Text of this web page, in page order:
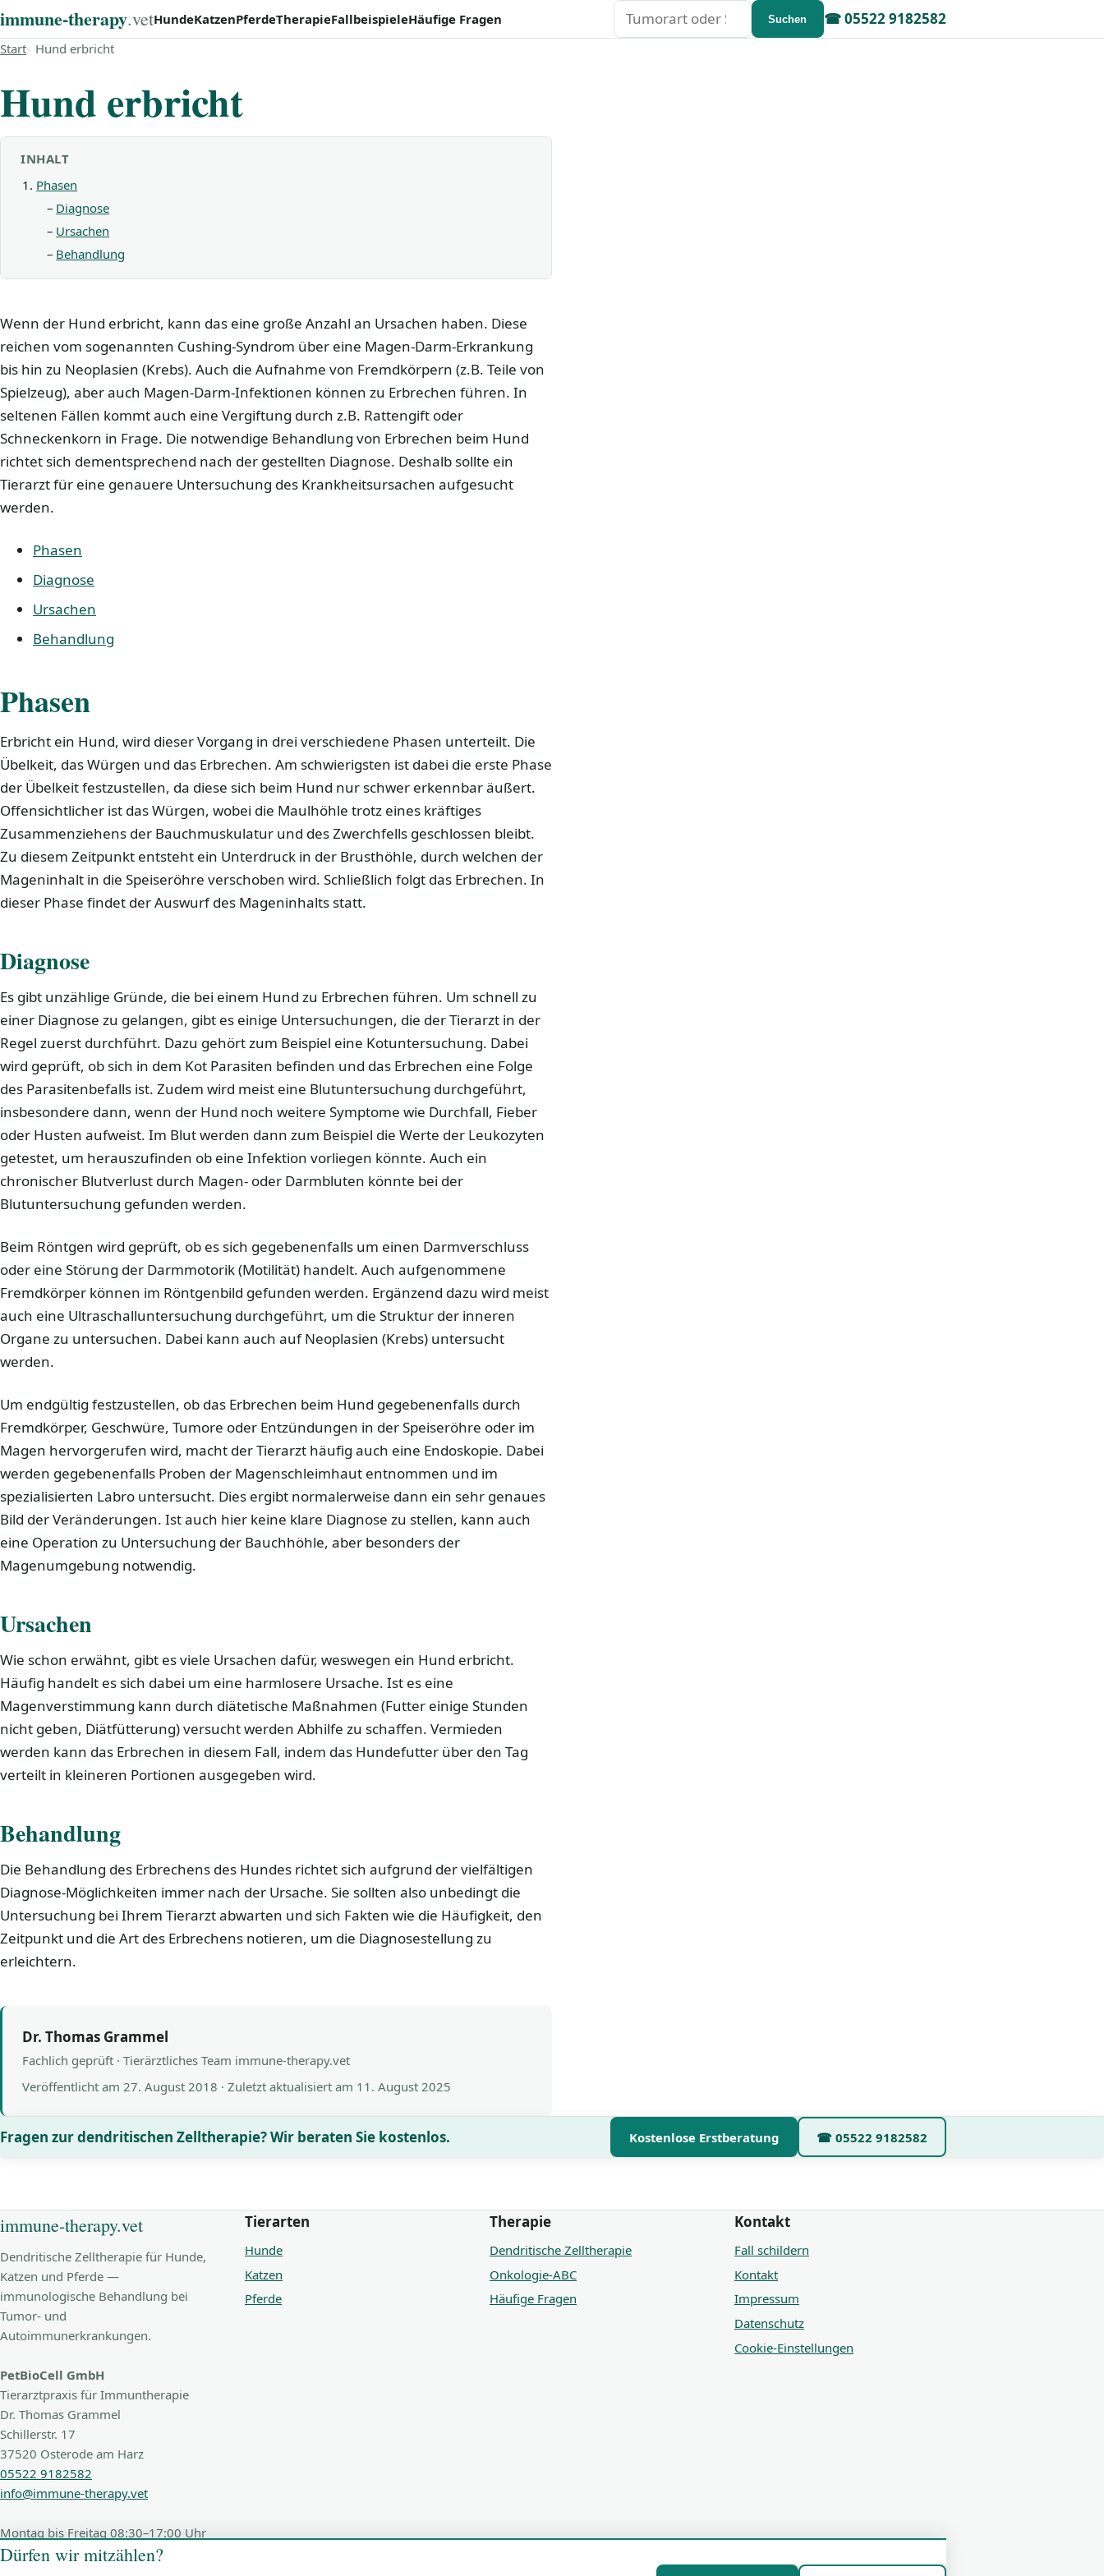
immune‑therapy.vet ☎05522 9182582
HundeKatzenPferdeTherapieFallbeispieleHäufige Fragen Suchen Suchen
Start Hund erbricht
Hund erbricht
INHALT
Phasen
Diagnose
Ursachen
Behandlung
Wenn der Hund erbricht, kann das eine große Anzahl an Ursachen haben. Diese
reichen vom sogenannten Cushing-Syndrom über eine Magen-Darm-Erkrankung
bis hin zu Neoplasien (Krebs). Auch die Aufnahme von Fremdkörpern (z.B. Teile von
Spielzeug), aber auch Magen-Darm-Infektionen können zu Erbrechen führen. In
seltenen Fällen kommt auch eine Vergiftung durch z.B. Rattengift oder
Schneckenkorn in Frage. Die notwendige Behandlung von Erbrechen beim Hund
richtet sich dementsprechend nach der gestellten Diagnose. Deshalb sollte ein
Tierarzt für eine genauere Untersuchung des Krankheitsursachen aufgesucht
werden.
Phasen
Diagnose
Ursachen
Behandlung
Phasen
Erbricht ein Hund, wird dieser Vorgang in drei verschiedene Phasen unterteilt. Die
Übelkeit, das Würgen und das Erbrechen. Am schwierigsten ist dabei die erste Phase
der Übelkeit festzustellen, da diese sich beim Hund nur schwer erkennbar äußert.
Offensichtlicher ist das Würgen, wobei die Maulhöhle trotz eines kräftiges
Zusammenziehens der Bauchmuskulatur und des Zwerchfells geschlossen bleibt.
Zu diesem Zeitpunkt entsteht ein Unterdruck in der Brusthöhle, durch welchen der
Mageninhalt in die Speiseröhre verschoben wird. Schließlich folgt das Erbrechen. In
dieser Phase findet der Auswurf des Mageninhalts statt.
Diagnose
Es gibt unzählige Gründe, die bei einem Hund zu Erbrechen führen. Um schnell zu
einer Diagnose zu gelangen, gibt es einige Untersuchungen, die der Tierarzt in der
Regel zuerst durchführt. Dazu gehört zum Beispiel eine Kotuntersuchung. Dabei
wird geprüft, ob sich in dem Kot Parasiten befinden und das Erbrechen eine Folge
des Parasitenbefalls ist. Zudem wird meist eine Blutuntersuchung durchgeführt,
insbesondere dann, wenn der Hund noch weitere Symptome wie Durchfall, Fieber
oder Husten aufweist. Im Blut werden dann zum Beispiel die Werte der Leukozyten
getestet, um herauszufinden ob eine Infektion vorliegen könnte. Auch ein
chronischer Blutverlust durch Magen- oder Darmbluten könnte bei der
Blutuntersuchung gefunden werden.
Beim Röntgen wird geprüft, ob es sich gegebenenfalls um einen Darmverschluss
oder eine Störung der Darmmotorik (Motilität) handelt. Auch aufgenommene
Fremdkörper können im Röntgenbild gefunden werden. Ergänzend dazu wird meist
auch eine Ultraschalluntersuchung durchgeführt, um die Struktur der inneren
Organe zu untersuchen. Dabei kann auch auf Neoplasien (Krebs) untersucht
werden.
Um endgültig festzustellen, ob das Erbrechen beim Hund gegebenenfalls durch
Fremdkörper, Geschwüre, Tumore oder Entzündungen in der Speiseröhre oder im
Magen hervorgerufen wird, macht der Tierarzt häufig auch eine Endoskopie. Dabei
werden gegebenenfalls Proben der Magenschleimhaut entnommen und im
spezialisierten Labro untersucht. Dies ergibt normalerweise dann ein sehr genaues
Bild der Veränderungen. Ist auch hier keine klare Diagnose zu stellen, kann auch
eine Operation zu Untersuchung der Bauchhöhle, aber besonders der
Magenumgebung notwendig.
Ursachen
Wie schon erwähnt, gibt es viele Ursachen dafür, weswegen ein Hund erbricht.
Häufig handelt es sich dabei um eine harmlosere Ursache. Ist es eine
Magenverstimmung kann durch diätetische Maßnahmen (Futter einige Stunden
nicht geben, Diätfütterung) versucht werden Abhilfe zu schaffen. Vermieden
werden kann das Erbrechen in diesem Fall, indem das Hundefutter über den Tag
verteilt in kleineren Portionen ausgegeben wird.
Behandlung
Die Behandlung des Erbrechens des Hundes richtet sich aufgrund der vielfältigen
Diagnose-Möglichkeiten immer nach der Ursache. Sie sollten also unbedingt die
Untersuchung bei Ihrem Tierarzt abwarten und sich Fakten wie die Häufigkeit, den
Zeitpunkt und die Art des Erbrechens notieren, um die Diagnosestellung zu
erleichtern.
Dr. Thomas Grammel
Fachlich geprüft · Tierärztliches Team immune-therapy.vet
Veröffentlicht am 27. August 2018 · Zuletzt aktualisiert am 11. August 2025
Fragen zur dendritischen Zelltherapie? Wir beraten Sie kostenlos. Kostenlose Erstberatung ☎ 05522 9182582
immune-therapy.vet
Dendritische Zelltherapie für Hunde,
Katzen und Pferde —
immunologische Behandlung bei
Tumor- und
Autoimmunerkrankungen.
PetBioCell GmbH
Tierarztpraxis für Immuntherapie
Dr. Thomas Grammel
Schillerstr. 17
37520 Osterode am Harz
05522 9182582
info@immune-therapy.vet
Montag bis Freitag 08:30–17:00 Uhr
Tierarten
Hunde
Katzen
Pferde
Therapie
Dendritische Zelltherapie
Onkologie-ABC
Häufige Fragen
Kontakt
Fall schildern
Kontakt
Impressum
Datenschutz
Cookie-Einstellungen
Dürfen wir mitzählen?